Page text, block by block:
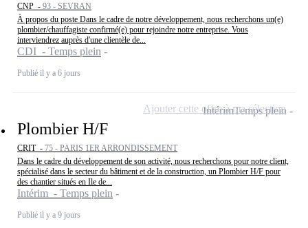
CNP - 93 - SEVRAN
À propos du poste Dans le cadre de notre développement, nous recherchons un(e)
plombier/chauffagiste confirmé(e) pour rejoindre notre entreprise. Vous
interviendrez auprès d'une clientèle de...
CDI - Temps plein
Publié il y a 6 jours
Plombier H/F
CRIT - 75 - PARIS 1ER ARRONDISSEMENT
Dans le cadre du développement de son activité, nous recherchons pour notre client,
spécialisé dans le secteur du bâtiment et de la construction, un Plombier H/F pour
des chantier situés en Ile de...
Intérim - Temps plein
Publié il y a 9 jours
IntérimTemps plein
Ajouter cette offre à ma sélection